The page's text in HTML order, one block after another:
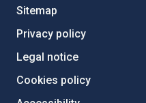
Sitemap
Privacy policy
Legal notice
Cookies policy